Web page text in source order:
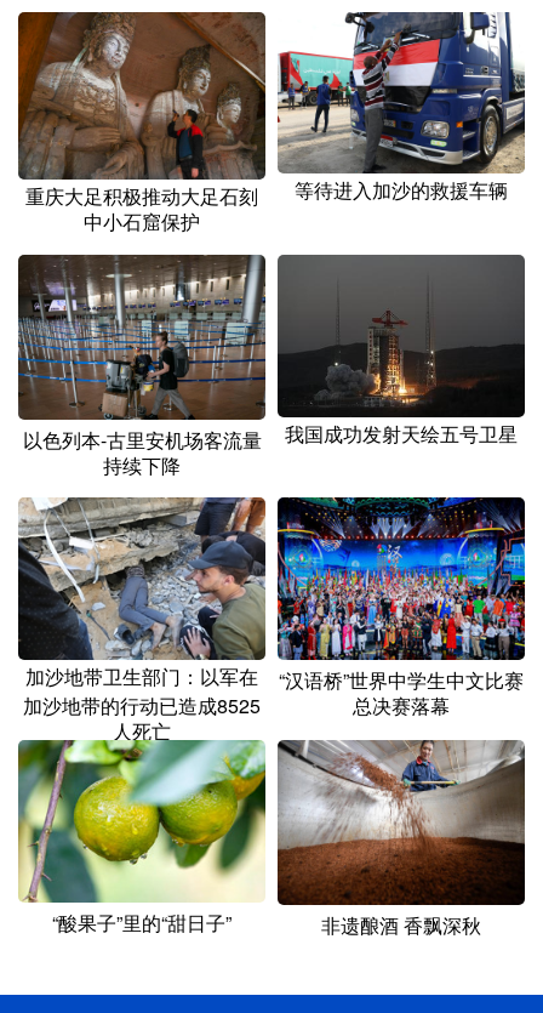
四川 贵州 西藏
陕西 甘肃 青海 宁夏
新疆 内蒙古 黑龙江
多语种频道
English Español
Русский язык
Deutsch Português
重庆大足积极推动大足石刻
中小石窟保护
等待进入加沙的救援车辆
以色列本-古里安机场客流量
持续下降
我国成功发射天绘五号卫星
加沙地带卫生部门：以军在
加沙地带的行动已造成8525
人死亡
“汉语桥”世界中学生中文比赛
总决赛落幕
“酸果子”里的“甜日子” 非遗酿酒 香飘深秋